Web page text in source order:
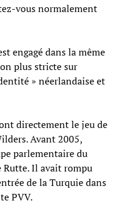
vous normalement
engagé dans la même
plus stricte sur
» néerlandaise et
directement le jeu de
Avant 2005,
parlementaire du
Rutte. Il avait rompu
de la Turquie dans
PVV.